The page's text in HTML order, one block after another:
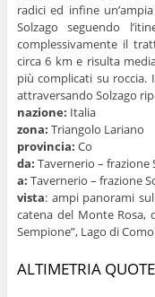
radici ed infine
Solzago seguendo
complessivamente il
circa 6 km e risulta
più complicati su roccia.
attraversando Solzago
nazione: Italia
zona: Triangolo Lariano
provincia: Co
da: Tavernerio – frazione
a: Tavernerio – frazione
vista: ampi panorami
catena del Monte Rosa,
Sempione”, Lago di Como
ALTIMETRIA